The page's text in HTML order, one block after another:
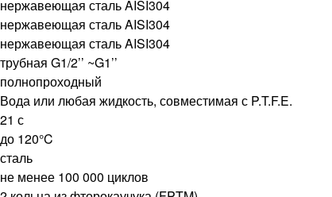
нержавеющая сталь AISI304
нержавеющая сталь AISI304
нержавеющая сталь AISI304
трубная G1/2’’ ~G1’’
полнопроходный
Вода или любая жидкость, совместимая с P.T.F.E.
21 с
до 120°C
сталь
не менее 100 000 циклов